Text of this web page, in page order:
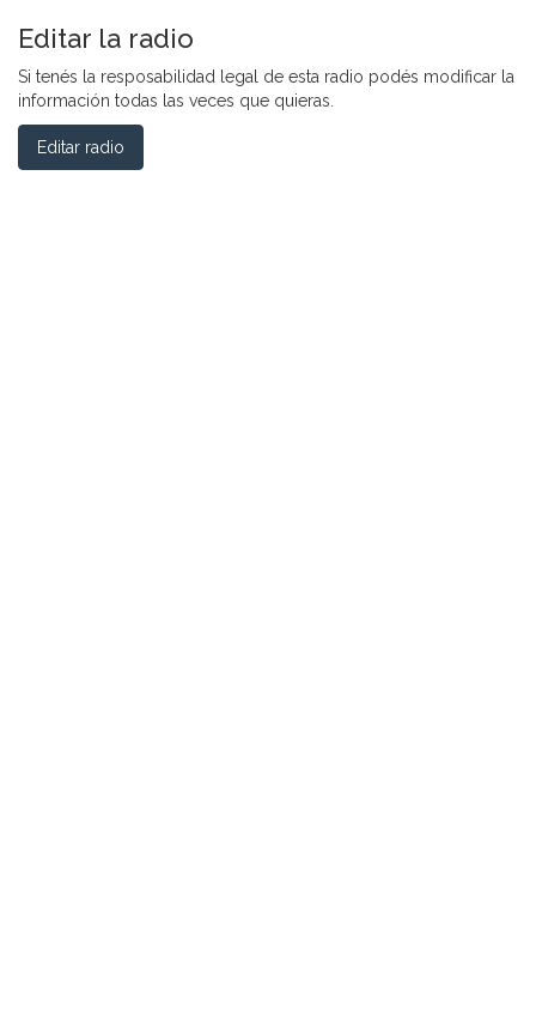
Editar la radio
Si tenés la resposabilidad legal de esta radio podés modificar la
información todas las veces que quieras.
Editar radio